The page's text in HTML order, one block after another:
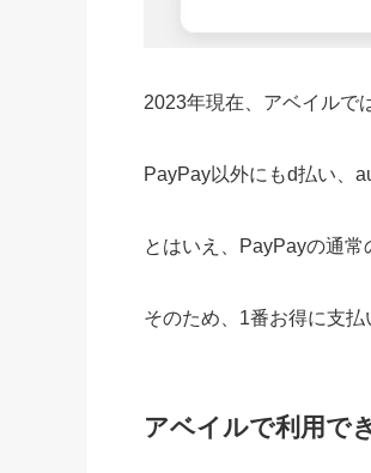
2023年現在、アベイルで
PayPay以外にもd払い、
とはいえ、PayPayの通常
そのため、1番お得に支
アベイルで利用で